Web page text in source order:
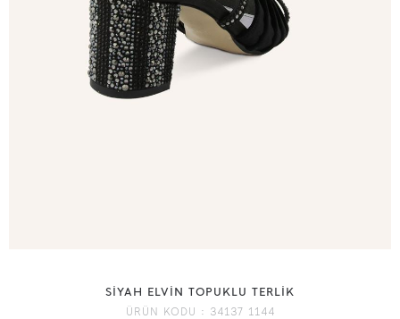
SİYAH ELVİN TOPUKLU TERLİK
ÜRÜN KODU : 34137 1144